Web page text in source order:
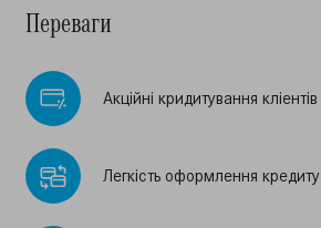
Переваги
Акцiйнi кридитування клiентiв
Легкiсть оформлення кредиту